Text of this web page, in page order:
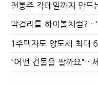
전통주 칵테일까지 만드